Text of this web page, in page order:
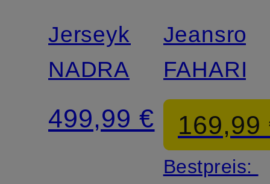
Jerseykleid
NADRA
499,99 €
FAHARIA
169,99
Bestpreis: